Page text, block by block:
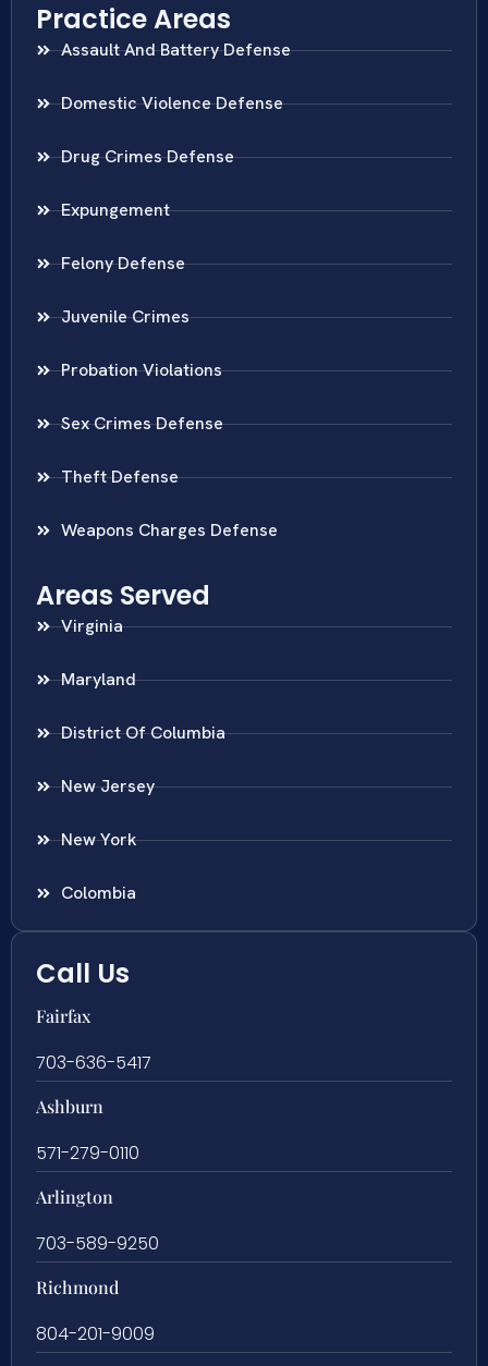
Practice Areas
Assault And Battery Defense
Domestic Violence Defense
Drug Crimes Defense
Expungement
Felony Defense
Juvenile Crimes
Probation Violations
Sex Crimes Defense
Theft Defense
Weapons Charges Defense
Areas Served
Virginia
Maryland
District Of Columbia
New Jersey
New York
Colombia
Call Us
Fairfax
703-636-5417
Ashburn
571-279-0110
Arlington
703-589-9250
Richmond
804-201-9009